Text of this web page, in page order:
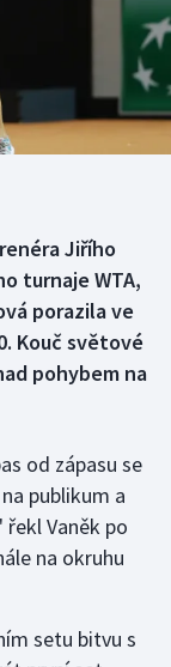
Jiřího
turnaje WTA,
porazila ve
Kouč světové
pohybem na
od zápasu se
publikum a
řekl Vaněk po
na okruhu
setu bitvu s